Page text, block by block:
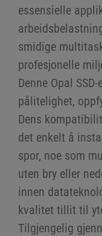
essensielle
smidige
profesjonelle
Denne Opal
pålitelighet,
Dens
det enkelt å
spor, noe som
uten bry eller
innen
kvalitet tillit til
Tilgjengelig